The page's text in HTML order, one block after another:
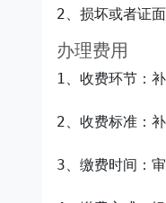
办理费用
1、收费环节：
2、收费标准：
3、缴费时间：